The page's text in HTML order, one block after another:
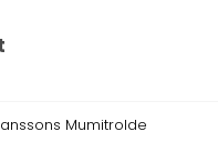
Mumitrolde